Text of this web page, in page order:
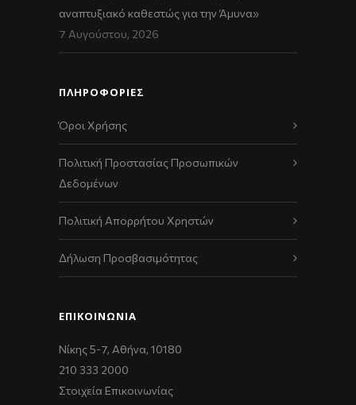
αναπτυξιακό καθεστώς για την Άμυνα»
7 Αυγούστου, 2026
ΠΛΗΡΟΦΟΡΙΕΣ
Όροι Χρήσης
Πολιτική Προστασίας Προσωπικών
Δεδομένων
Πολιτική Απορρήτου Χρηστών
Δήλωση Προσβασιμότητας
ΕΠΙΚΟΙΝΩΝΊΑ
Νίκης 5-7, Αθήνα, 10180
210 333 2000
Στοιχεία Επικοινωνίας